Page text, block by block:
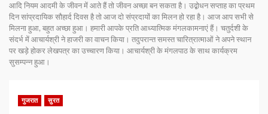
आदि नियम आदमी के जीवन में आते हैं तो जीवन अच्छा बन सकता है। उद्बोधन सप्ताह का प्रथम
दिन सांप्रदायिक सौहार्द दिवस है तो आज दो संप्रदायों का मिलन हो रहा है। आज आप सभी से
मिलना हुआ, बहुत अच्छा हुआ। हमारी आपके प्रति आध्यात्मिक मंगलकामनाएं हैं। चतुर्दशी के
संदर्भ में आचार्यश्री ने हाजरी का वाचन किया। तदुपरान्त समस्त चारित्रात्माओं ने अपने स्थान
पर खड़े होकर लेखपत्र का उच्चारण किया। आचार्यश्री के मंगलपाठ के साथ कार्यक्रम
सुसम्पन्न हुआ।
गुजरात सुरत